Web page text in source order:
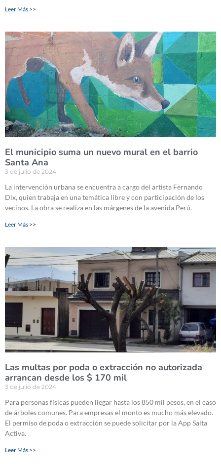
Leer Más >>
El municipio suma un nuevo mural en el barrio
Santa Ana
3 de julio de 2024
La intervención urbana se encuentra a cargo del artista Fernando
Dix, quien trabaja en una temática libre y con participación de los
vecinos. La obra se realiza en las márgenes de la avenida Perú.
Leer Más >>
Las multas por poda o extracción no autorizada
arrancan desde los $ 170 mil
3 de julio de 2024
Para personas físicas pueden llegar hasta los 850 mil pesos, en el caso
de árboles comunes. Para empresas el monto es mucho más elevado.
El permiso de poda o extracción se puede solicitar por la App Salta
Activa.
Leer Más >>